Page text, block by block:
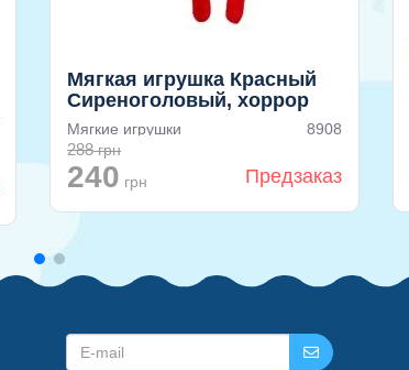
Мягкая игрушка Красный
Сиреноголовый, хоррор
персонаж
Мягкие игрушки 8908
288грн
240 грн Предзаказ